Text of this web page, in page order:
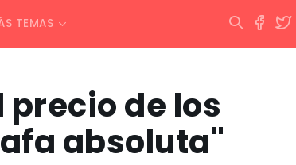
TEMAS
precio de los
absoluta"